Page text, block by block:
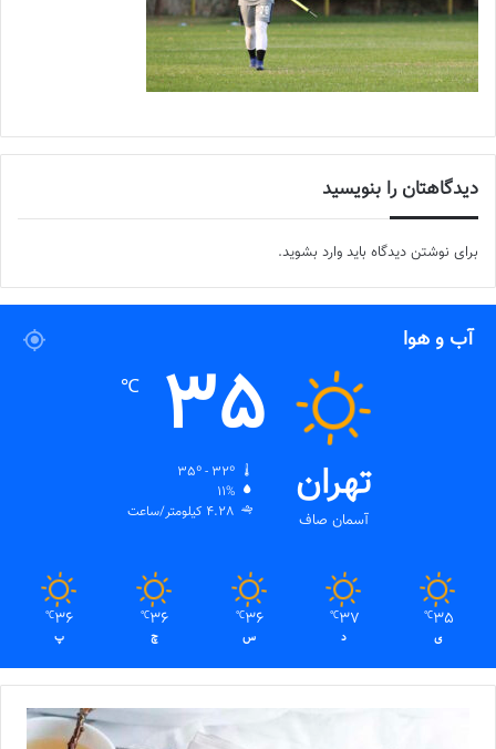
دیدگاهتان را بنویسید
برای نوشتن دیدگاه باید وارد بشوید.
آب و هوا
تهران
آسمان صاف
35
℃
11%
4.28 کیلومتر/ساعت
35
℃
ی
37
℃
د
36
℃
س
36
℃
چ
36
℃
پ